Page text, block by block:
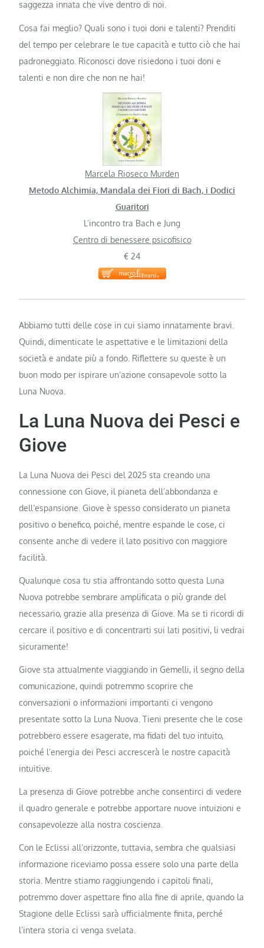
saggezza innata che vive dentro di noi.
Cosa fai meglio? Quali sono i tuoi doni e talenti? Prenditi
del tempo per celebrare le tue capacità e tutto ciò che hai
padroneggiato. Riconosci dove risiedono i tuoi doni e
talenti e non dire che non ne hai!
Marcela Rioseco Murden
Metodo Alchimia, Mandala dei Fiori di Bach, i Dodici
Guaritori
L’incontro tra Bach e Jung
Centro di benessere psicofisico
€ 24
Abbiamo tutti delle cose in cui siamo innatamente bravi.
Quindi, dimenticate le aspettative e le limitazioni della
società e andate più a fondo. Riflettere su queste è un
buon modo per ispirare un’azione consapevole sotto la
Luna Nuova.
La Luna Nuova dei Pesci e
Giove
La Luna Nuova dei Pesci del 2025 sta creando una
connessione con Giove, il pianeta dell’abbondanza e
dell’espansione. Giove è spesso considerato un pianeta
positivo o benefico, poiché, mentre espande le cose, ci
consente anche di vedere il lato positivo con maggiore
facilità.
Qualunque cosa tu stia affrontando sotto questa Luna
Nuova potrebbe sembrare amplificata o più grande del
necessario, grazie alla presenza di Giove. Ma se ti ricordi di
cercare il positivo e di concentrarti sui lati positivi, li vedrai
sicuramente!
Giove sta attualmente viaggiando in Gemelli, il segno della
comunicazione, quindi potremmo scoprire che
conversazioni o informazioni importanti ci vengono
presentate sotto la Luna Nuova. Tieni presente che le cose
potrebbero essere esagerate, ma fidati del tuo intuito,
poiché l’energia dei Pesci accrescerà le nostre capacità
intuitive.
La presenza di Giove potrebbe anche consentirci di vedere
il quadro generale e potrebbe apportare nuove intuizioni e
consapevolezze alla nostra coscienza.
Con le Eclissi all’orizzonte, tuttavia, sembra che qualsiasi
informazione riceviamo possa essere solo una parte della
storia. Mentre stiamo raggiungendo i capitoli finali,
potremmo dover aspettare fino alla fine di aprile, quando la
Stagione delle Eclissi sarà ufficialmente finita, perché
l’intera storia ci venga svelata.